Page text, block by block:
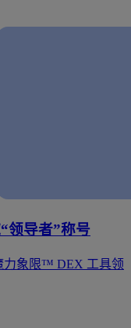
领导者”称号
力象限™ DEX 工具领